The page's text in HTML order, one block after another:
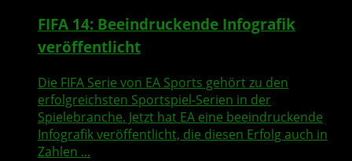
FIFA 14: Beeindruckende Infografik
veröffentlicht
Die FIFA Serie von EA Sports gehört zu den
erfolgreichsten Sportspiel-Serien in der
Spielebranche. Jetzt hat EA eine beeindruckende
Infografik veröffentlicht, die diesen Erfolg auch in
Zahlen ...